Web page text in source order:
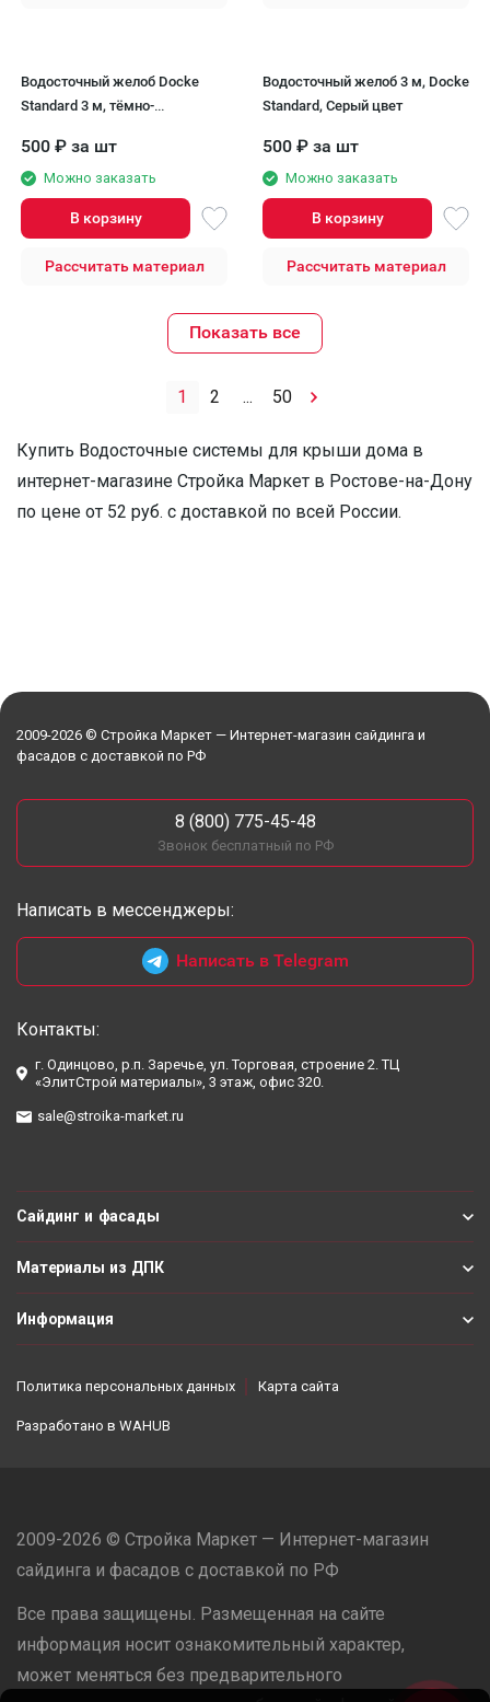
Водосточный желоб Docke
Standard 3 м, тёмно-
500 ₽ за шт
Можно заказать
В корзину
Рассчитать материал
Водосточный желоб 3 м, Docke
Standard, Серый цвет
500 ₽ за шт
Можно заказать
В корзину
Рассчитать материал
Показать все
1 2 ... 50
Купить Водосточные системы для крыши дома в
интернет-магазине Стройка Маркет в Ростове-на-Дону
по цене от 52 руб. с доставкой по всей России.
2009-2026 © Стройка Маркет — Интернет-магазин сайдинга и
фасадов с доставкой по РФ
8 (800) 775-45-48
Звонок бесплатный по РФ
Написать в мессенджеры:
Написать в Telegram
Контакты:
г. Одинцово, р.п. Заречье, ул. Торговая, строение 2. ТЦ
«ЭлитСтрой материалы», 3 этаж, офис 320.
sale@stroika-market.ru
Сайдинг и фасады
Материалы из ДПК
Информация
Политика персональных данных Карта сайта
Разработано в WAHUB
2009-2026 © Стройка Маркет — Интернет-магазин
сайдинга и фасадов с доставкой по РФ
Все права защищены. Размещенная на сайте
информация носит ознакомительный характер,
может меняться без предварительного